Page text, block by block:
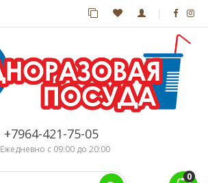
+7964-421-75-05
Ежедневно с 09:00 до 20:00
0